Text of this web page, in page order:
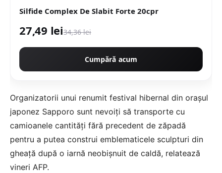
Silfide Complex De Slabit Forte 20cpr
27,49 lei34,36 lei
Cumpără acum
Organizatorii unui renumit festival hibernal din oraşul
japonez Sapporo sunt nevoiţi să transporte cu
camioanele cantităţi fără precedent de zăpadă
pentru a putea construi emblematicele sculpturi din
gheaţă după o iarnă neobişnuit de caldă, relatează
vineri AFP.